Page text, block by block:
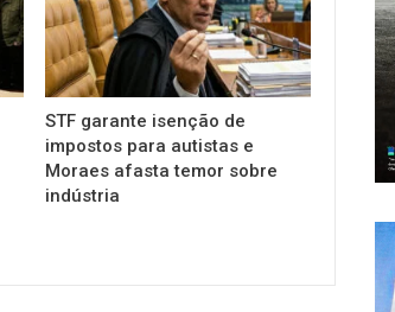
STF garante isenção de
impostos para autistas e
Moraes afasta temor sobre
indústria